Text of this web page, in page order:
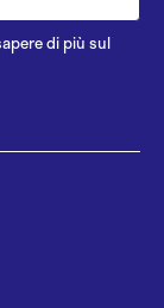
di più sul